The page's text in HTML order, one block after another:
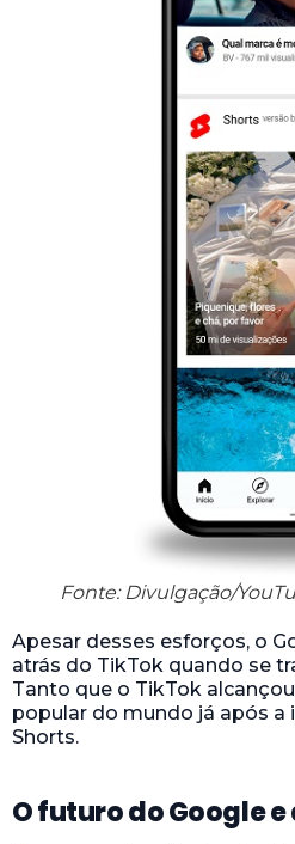
Fonte: Divulgação/
Apesar desses esforços, o
atrás do TikTok quando se
Tanto que o TikTok
popular do mundo já após a
Shorts.
O futuro do Google